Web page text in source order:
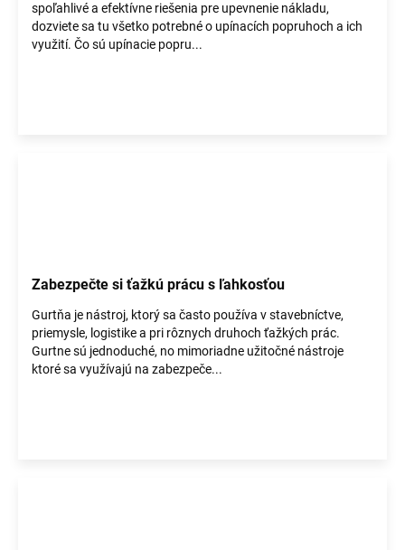
spoľahlivé a efektívne riešenia pre upevnenie nákladu,
dozviete sa tu všetko potrebné o upínacích popruhoch a ich
využití. Čo sú upínacie popru...
Zabezpečte si ťažkú prácu s ľahkosťou
Gurtňa je nástroj, ktorý sa často používa v stavebníctve,
priemysle, logistike a pri rôznych druhoch ťažkých prác.
Gurtne sú jednoduché, no mimoriadne užitočné nástroje
ktoré sa využívajú na zabezpeče...